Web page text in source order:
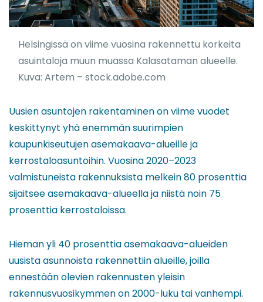
Helsingissä on viime vuosina rakennettu korkeita
asuintaloja muun muassa Kalasataman alueelle.
Kuva: Artem – stock.adobe.com
Uusien asuntojen rakentaminen on viime vuodet
keskittynyt yhä enemmän suurimpien
kaupunkiseutujen asemakaava-alueille ja
kerrostaloasuntoihin. Vuosina 2020–2023
valmistuneista rakennuksista melkein 80 prosenttia
sijaitsee asemakaava-alueella ja niistä noin 75
prosenttia kerrostaloissa.
Hieman yli 40 prosenttia asemakaava-alueiden
uusista asunnoista rakennettiin alueille, joilla
ennestään olevien rakennusten yleisin
rakennusvuosikymmen on 2000-luku tai vanhempi.